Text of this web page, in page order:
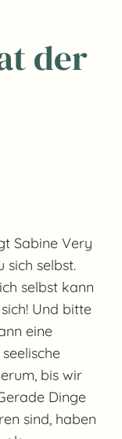
der
Sabine Very
sich selbst.
selbst kann
Und bitte
eine
bis wir
Dinge
sind, haben